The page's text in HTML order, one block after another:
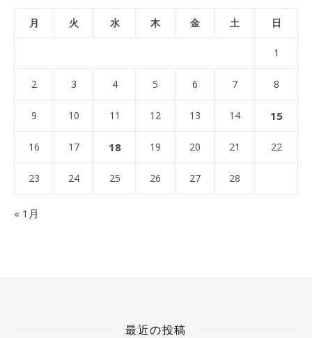
月 火 水 木 金 土 日
1
2 3 4 5 6 7 8
9 10 11 12 13 14 15
16 17 18 19 20 21 22
23 24 25 26 27 28
« 1月
最近の投稿